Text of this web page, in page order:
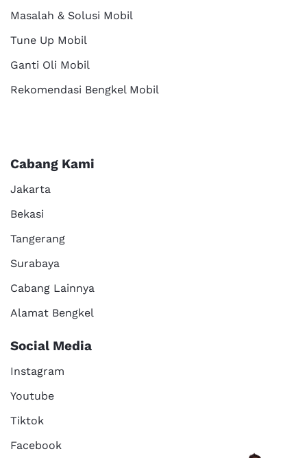
Masalah & Solusi Mobil
Tune Up Mobil
Ganti Oli Mobil
Rekomendasi Bengkel Mobil
Cabang Kami
Jakarta
Bekasi
Tangerang
Surabaya
Cabang Lainnya
Alamat Bengkel
Social Media
Instagram
Youtube
Tiktok
Facebook